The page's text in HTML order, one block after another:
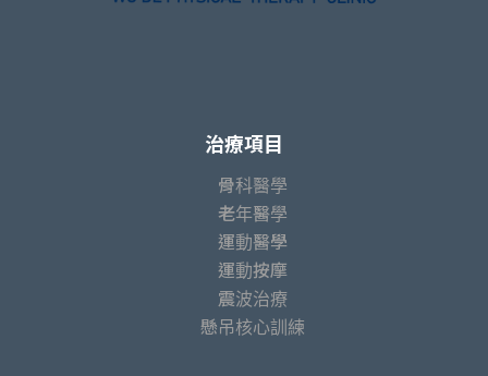
治療項目
骨科醫學
老年醫學
運動醫學
運動按摩
震波治療
懸吊核心訓練